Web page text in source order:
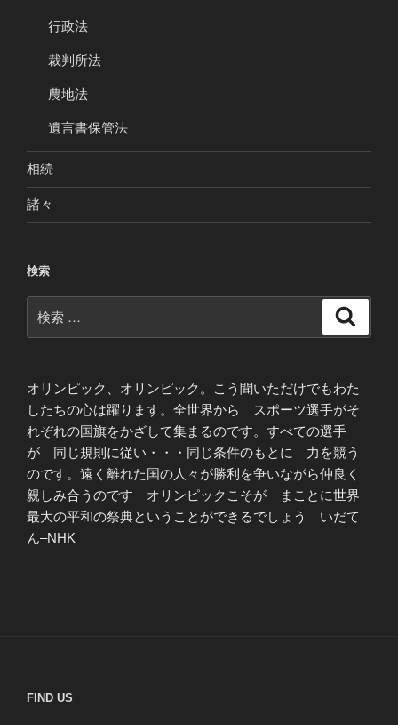
行政法
裁判所法
農地法
遺言書保管法
相続
諸々
検索
索:
オリンピック、オリンピック。こう聞いただけでもわた
したちの心は躍ります。全世界から スポーツ選手がそ
れぞれの国旗をかざして集まるのです。すべての選手
が 同じ規則に従い・・・同じ条件のもとに 力を競う
のです。遠く離れた国の人々が勝利を争いながら仲良く
親しみ合うのです オリンピックこそが まことに世界
最大の平和の祭典ということができるでしょう いだて
ん–NHK
FIND US